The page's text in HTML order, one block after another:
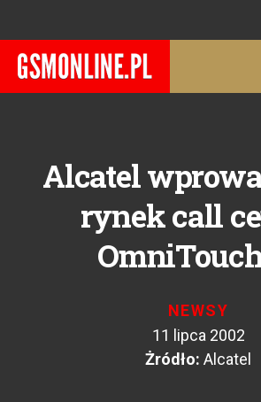
Alcatel
rynek call
NEWSY
11 lipca 2002
Żródło: Alcatel